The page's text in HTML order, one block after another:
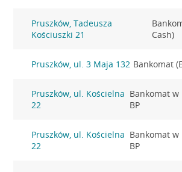
Pruszków, Tadeusza
Kościuszki 21
Cash)
Pruszków, ul. 3 Maja 132 Bankomat
Pruszków, ul. Kościelna
22
Bankomat w
BP
Pruszków, ul. Kościelna
22
Bankomat w
BP